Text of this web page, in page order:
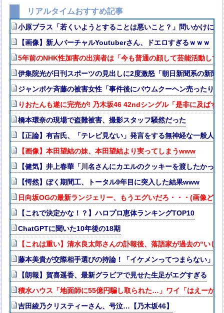
リアルタイムおすすめ記事
小原ブラス「若くいようとすることは悪いこと？」問いかけに
【画像】新人バーチャルYoutuberさん、ドエロすぎるｗｗｗ
5年前のNHK性加害の出演者は「今も普通の顔して芸能活動し
伊集院光が日刊スポーツの見出しに2度激怒「朝日新聞系の新聞
ジャンポケ斉藤の被害女性「事件後にバウムクーヘン売ったり
りおたんも遂に完売が! 乃木坂46 42ndシングル「是非に及ばず
橋本環奈の現場で盗難被害、撮影スタッフ騒然だった
【正論】有吉氏、「テレビ見ない」発言をする無神経な一般人に
【画像】本田望結の妹、本田望結より実ってしまうwww
【健気】井上春華「川名さんにカエルのクッキーを渡したかっ
【愕然】ぼく期間工、トータル9年目に突入した結果www
日向坂OGの最新ランジェリー、もうエグいだろ・・・(画像どー
【これで決定かな！？】ハロプロ恵体ランキングTOP10
ChatGPTに聞いた10年後の18期
【これは重い】清水良太郎さんの訃報後、落語家が過去の“いじ
藤本美貴が交際相手選びの持論！「イケメンってつまらない」
【朗報】賀喜遥香、最新グラビアで見せた生足がエグすぎる
積水ハウス「地面師に55億円騙し取られた…」ワイ「はえーか
吉田綾乃クリスティーさん、号泣…【乃木坂46】